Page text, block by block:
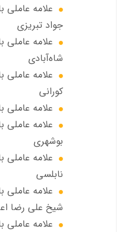
علامه عاملی
جواد تبريزي
علامه عاملی
شاه‌آبادي
علامه عاملی
كوراني
علامه عاملی
علامه
بوشهری
علامه عاملی
نابلسي
علامه عاملي
شیخ علی رضا
علامه عاملي